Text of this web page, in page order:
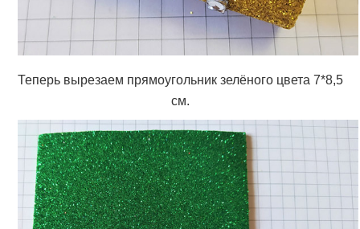
Теперь вырезаем прямоугольник зелёного цвета 7*8,5
см.